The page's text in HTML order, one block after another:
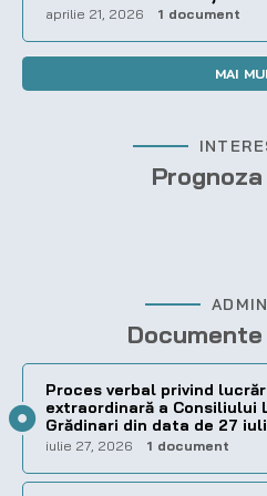
aprilie 21, 2026 1 document
MAI
Proces verbal privind
extraordinară a Consiliului
Grădinari din data de 27
iulie 27, 2026 1 document